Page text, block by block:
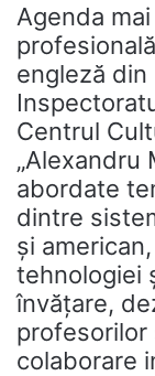
Agenda
engleză
Centrul
„Alexandru
abordate
dintre
și
tehnologiei
învățare,
colaborare